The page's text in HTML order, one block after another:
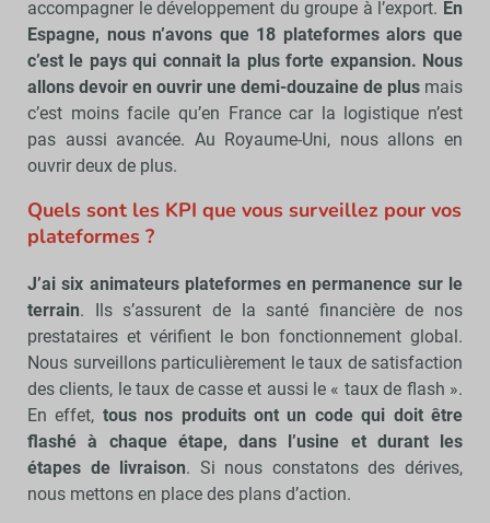
accompagner le développement du groupe à l’export. En
Espagne, nous n’avons que 18 plateformes alors que
c’est le pays qui connait la plus forte expansion. Nous
allons devoir en ouvrir une demi-douzaine de plus mais
c’est moins facile qu’en France car la logistique n’est
pas aussi avancée. Au Royaume-Uni, nous allons en
ouvrir deux de plus.
Quels sont les KPI que vous surveillez pour vos
plateformes ?
J’ai six animateurs plateformes en permanence sur le
terrain. Ils s’assurent de la santé financière de nos
prestataires et vérifient le bon fonctionnement global.
Nous surveillons particulièrement le taux de satisfaction
des clients, le taux de casse et aussi le « taux de flash ».
En effet, tous nos produits ont un code qui doit être
flashé à chaque étape, dans l’usine et durant les
étapes de livraison. Si nous constatons des dérives,
nous mettons en place des plans d’action.